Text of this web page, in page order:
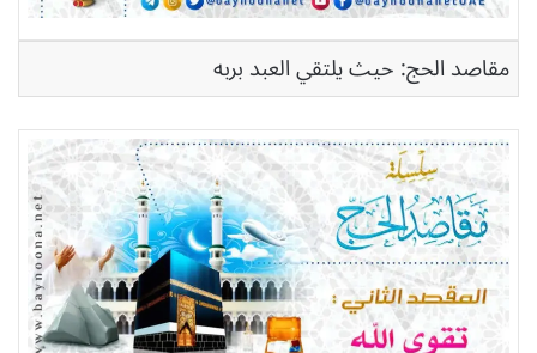
مقاصد الحج: حيث يلتقي العبد بربه